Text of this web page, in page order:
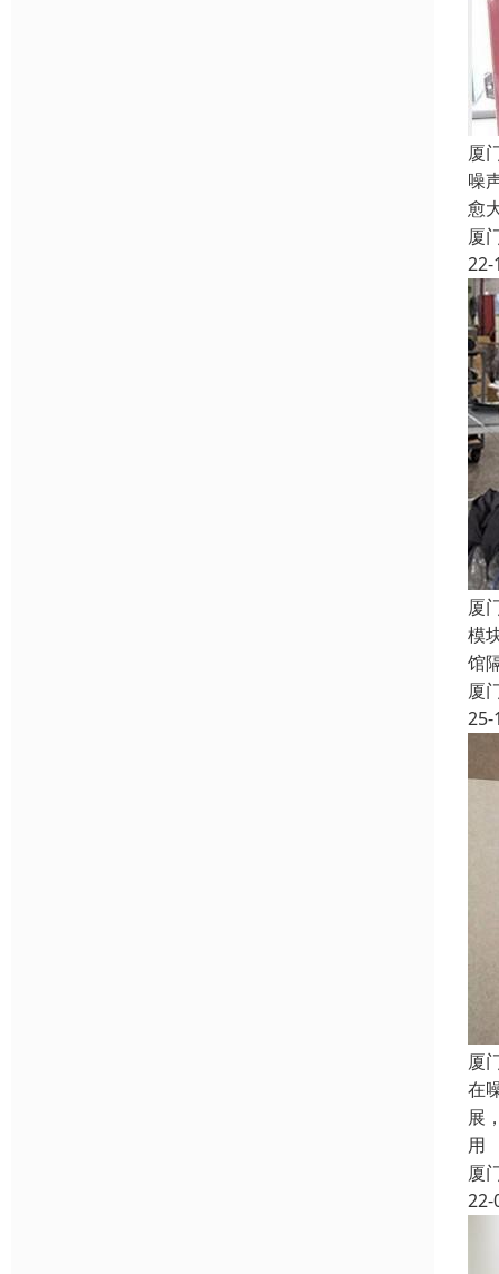
厦
噪
愈
厦
22-
厦
模
馆
厦
25-
厦
在
展
用
厦
22-